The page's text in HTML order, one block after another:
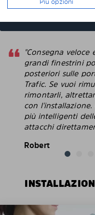
cristalli, I pannelli
"Consegna
grandi finestrini
posteriori sulle
Trafic. Se vuoi
rimontarli,
con
più intelligenti
attacchi
Robert